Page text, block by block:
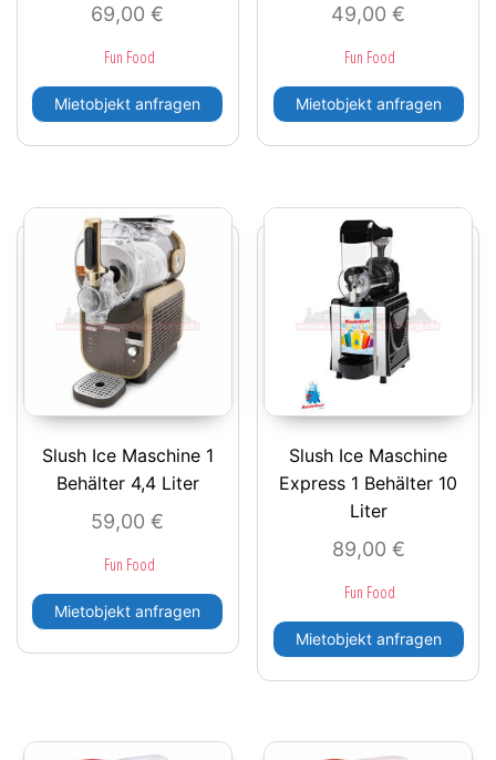
69,00€
Fun Food
Mietobjekt anfragen
49,00€
Fun Food
Mietobjekt anfragen
Slush Ice Maschine 1
Behälter 4,4 Liter
59,00€
Fun Food
Mietobjekt anfragen
Slush Ice Maschine
Express 1 Behälter 10
Liter
89,00 €
Fun Food
Mietobjekt anfragen